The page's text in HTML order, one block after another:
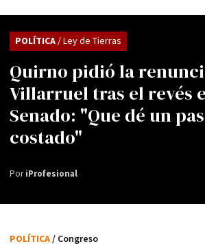
Quirno pidió la
Villarruel tras el revés
Senado: "Que dé un
costado"
POLÍTICA/ Ley de Tierras
PoriProfesional
POLÍTICA/ Congreso